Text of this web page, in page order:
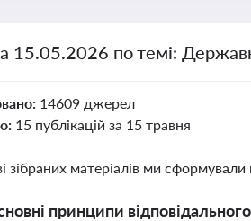
15.05.2026 по темі:
14609 джерел
15 публікацій за 15 травня
зібраних матеріалів ми сформували
принципи